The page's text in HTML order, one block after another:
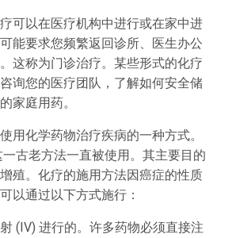
可以在医疗机构中进行或在家中进
能要求您频繁返回诊所、医生办公
这称为门诊治疗。某些形式的化疗
询您的医疗团队，了解如何安全储
家庭用药。
用化学药物治疗疾病的一种方式。
古老方法一直被使用。其主要目的
殖。化疗的施用方法因癌症的性质
以通过以下方式施行：
(IV) 进行的。许多药物必须直接注